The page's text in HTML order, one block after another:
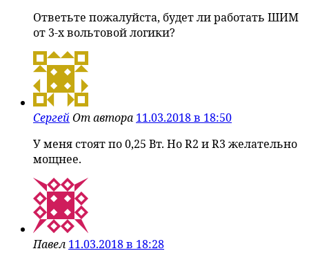
Ответьте пожалуйста, будет ли работать ШИМ
от 3-х вольтовой логики?
СергейОт автора 11.03.2018 в 18:50
У меня стоят по 0,25 Вт. Но R2 и R3 желательно
мощнее.
Павел 11.03.2018 в 18:28